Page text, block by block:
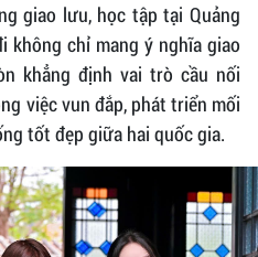
giao lưu, học tập tại Quảng
không chỉ mang ý nghĩa giao
khẳng định vai trò cầu nối
việc vun đắp, phát triển mối
tốt đẹp giữa hai quốc gia.